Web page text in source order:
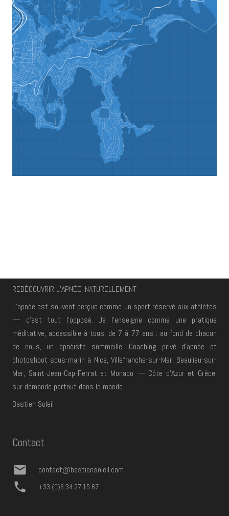
REDÉCOUVRIR L’APNÉE, NATURELLEMENT
L’apnée est souvent perçue comme un sport réservé aux athlètes
— c’est tout l’opposé. Je l’enseigne comme une pratique
méditative, accessible à tous, de 7 à 77 ans : au fond de chacun
de nous, un apnéiste sommeille. Coaching privé d’apnée et
photoshoot sous-marin à Nice, Villefranche-sur-Mer, Beaulieu-sur-
Mer, Saint-Jean-Cap-Ferrat et Monaco — Côte d’Azur et Grèce,
sur demande partout dans le monde.
Bastien Soleil
Contact
mail contact@bastiensoleil.com
phone +33 (0)6 34 27 15 67